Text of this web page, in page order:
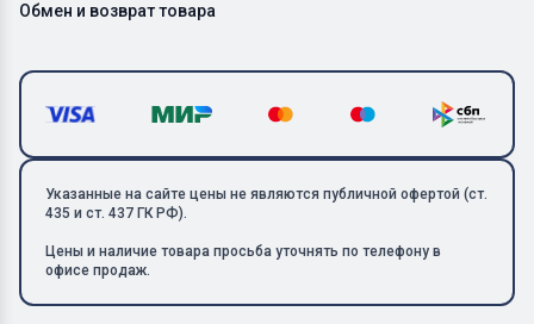
Обмен и возврат товара
Указанные на сайте цены не являются публичной офертой (ст.
435 и ст. 437 ГК РФ).
Цены и наличие товара просьба уточнять по телефону в
офисе продаж.